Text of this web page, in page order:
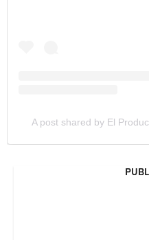
A post shared by El